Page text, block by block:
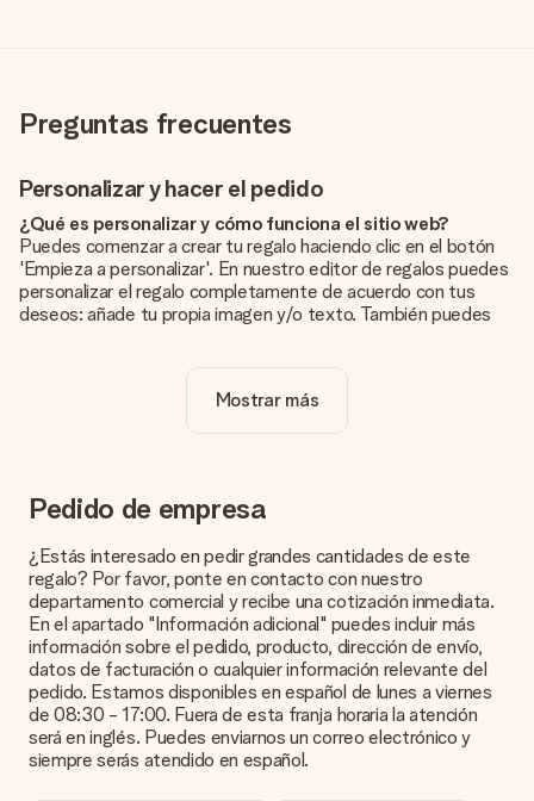
Preguntas frecuentes
Personalizar y hacer el pedido
¿Qué es personalizar y cómo funciona el sitio web?
Puedes comenzar a crear tu regalo haciendo clic en el botón
'Empieza a personalizar'. En nuestro editor de regalos puedes
personalizar el regalo completamente de acuerdo con tus
deseos: añade tu propia imagen y/o texto. También puedes
¿La personalización está incluida en el precio?
El precio que se muestra en el sitio web incluye la
¿Cómo puedo saber si mi imagen tiene la calidad
adecuada?
satisfecho con tu regalo. Por eso es importante utilizar fotos
de alta calidad. Si no estás seguro de la calidad de la imagen,
ponte en contacto con nuestro equipo de atención al cliente e
incluye la foto junto con el regalo que te interesa encargar.
Ellos podrán comprobar la calidad por ti.
¿Qué formatos puedo cargar?
Puedes carga archivos JPG y PNG en nuestro editor. ¿Es
esto demasiado técnico o tienes una imagen de un formato
diferente que te gustaría usar? Ponte en contacto con
Mostrar más
Pedido de empresa
¿Estás interesado en pedir grandes cantidades de este
regalo? Por favor, ponte en contacto con nuestro
departamento comercial y recibe una cotización inmediata.
En el apartado "Información adicional" puedes incluir más
información sobre el pedido, producto, dirección de envío,
datos de facturación o cualquier información relevante del
pedido. Estamos disponibles en español de lunes a viernes
de 08:30 - 17:00. Fuera de esta franja horaria la atención
será en inglés. Puedes enviarnos un correo electrónico y
siempre serás atendido en español.